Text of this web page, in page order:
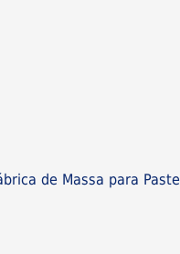
de Massa para